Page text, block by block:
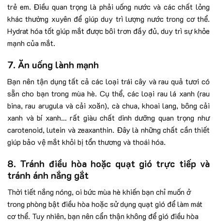
trẻ em. Điều quan trọng là phải uống nước và các chất lỏng
khác thường xuyên để giúp duy trì lượng nước trong cơ thể.
Hydrat hóa tốt giúp mắt được bôi trơn đầy đủ, duy trì sự khỏe
mạnh của mắt.
7. Ăn uống lành mạnh
Bạn nên tận dụng tất cả các loại trái cây và rau quả tươi có
sẵn cho bạn trong mùa hè. Cụ thể, các loại rau lá xanh (rau
bina, rau arugula và cải xoăn), cà chua, khoai lang, bông cải
xanh và bí xanh… rất giàu chất dinh dưỡng quan trọng như
carotenoid, lutein và zeaxanthin. Đây là những chất cần thiết
giúp bảo vệ mắt khỏi bị tổn thương và thoái hóa.
8. Tránh điều hòa hoặc quạt gió trực tiếp và
tránh ánh nắng gắt
Thời tiết nắng nóng, oi bức mùa hè khiến bạn chỉ muốn ở
trong phòng bật điều hòa hoặc sử dụng quạt gió để làm mát
cơ thể. Tuy nhiên, bạn nên cẩn thận không để gió điều hòa